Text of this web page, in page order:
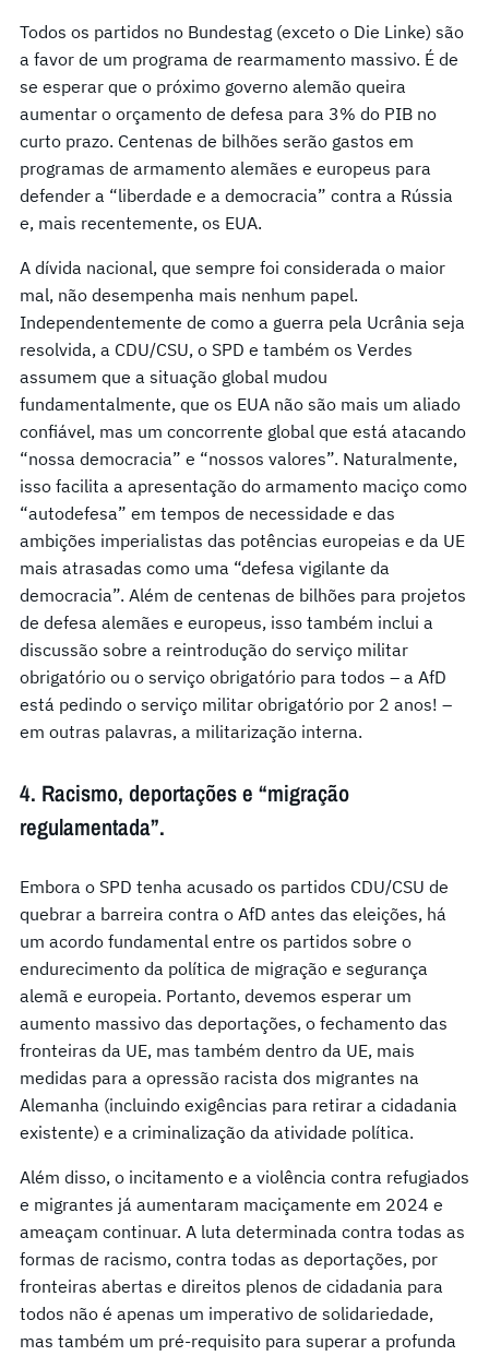
Todos os partidos no Bundestag (exceto o Die Linke) são
a favor de um programa de rearmamento massivo. É de
se esperar que o próximo governo alemão queira
aumentar o orçamento de defesa para 3% do PIB no
curto prazo. Centenas de bilhões serão gastos em
programas de armamento alemães e europeus para
defender a “liberdade e a democracia” contra a Rússia
e, mais recentemente, os EUA.
A dívida nacional, que sempre foi considerada o maior
mal, não desempenha mais nenhum papel.
Independentemente de como a guerra pela Ucrânia seja
resolvida, a CDU/CSU, o SPD e também os Verdes
assumem que a situação global mudou
fundamentalmente, que os EUA não são mais um aliado
confiável, mas um concorrente global que está atacando
“nossa democracia” e “nossos valores”. Naturalmente,
isso facilita a apresentação do armamento maciço como
“autodefesa” em tempos de necessidade e das
ambições imperialistas das potências europeias e da UE
mais atrasadas como uma “defesa vigilante da
democracia”. Além de centenas de bilhões para projetos
de defesa alemães e europeus, isso também inclui a
discussão sobre a reintrodução do serviço militar
obrigatório ou o serviço obrigatório para todos – a AfD
está pedindo o serviço militar obrigatório por 2 anos! –
em outras palavras, a militarização interna.
4. Racismo, deportações e “migração
regulamentada”.
Embora o SPD tenha acusado os partidos CDU/CSU de
quebrar a barreira contra o AfD antes das eleições, há
um acordo fundamental entre os partidos sobre o
endurecimento da política de migração e segurança
alemã e europeia. Portanto, devemos esperar um
aumento massivo das deportações, o fechamento das
fronteiras da UE, mas também dentro da UE, mais
medidas para a opressão racista dos migrantes na
Alemanha (incluindo exigências para retirar a cidadania
existente) e a criminalização da atividade política.
Além disso, o incitamento e a violência contra refugiados
e migrantes já aumentaram maciçamente em 2024 e
ameaçam continuar. A luta determinada contra todas as
formas de racismo, contra todas as deportações, por
fronteiras abertas e direitos plenos de cidadania para
todos não é apenas um imperativo de solidariedade,
mas também um pré-requisito para superar a profunda